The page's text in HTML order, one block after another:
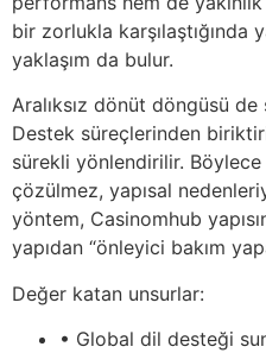
bir zorlukla karşılaştığında
yaklaşım da bulur.
Aralıksız dönüt döngüsü
Destek süreçlerinden
sürekli yönlendirilir. Böylece
çözülmez, yapısal
yöntem, Casinomhub
yapıdan “önleyici bakım
Değer katan unsurlar:
• Global dil desteği